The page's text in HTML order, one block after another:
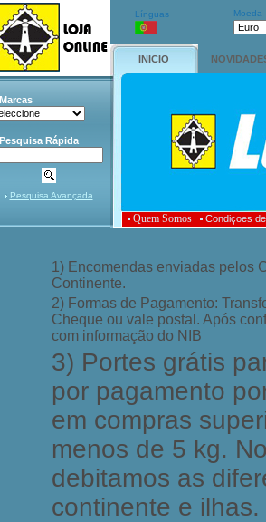
Línguas Moeda
INICIO
Marcas
Pesquisa Rápida
Pesquisa Avançada
Quem Somos Condiçoes
1) Encomendas enviadas pelos
Continente.
2) Formas de Pagamento:
Cheque ou vale postal. Após
com informação do NIB
3) Portes grátis
por pagamento
em compras
menos de 5 kg.
debitamos as
continente e ilhas.